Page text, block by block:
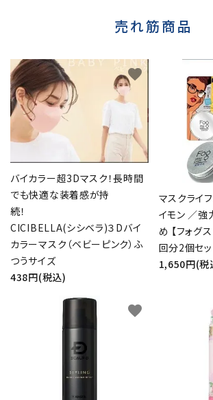
売れ筋商品
バイカラー超3Dマスク！長時間
でも快適な装着感が持
続！
CICIBELLA(シシベラ)３Dバイ
カラーマスク（ベビーピンク）ふ
つうサイズ
438円(税込)
favorite
マスクライ
イモン ／強
め 【フォグ
回分2個セ
1,650円(税
favorite